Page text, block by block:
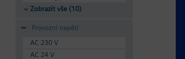
Zobrazit vše (10)
Provozní napětí
AC 230 V
AC 24 V